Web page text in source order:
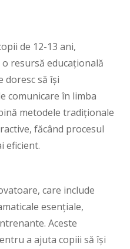
de 12-13 ani,
resursă educațională
doresc să își
comunicare în limba
metodele tradiționale
făcând procesul
eficient.
care include
esențiale,
Aceste
a ajuta copiii să își